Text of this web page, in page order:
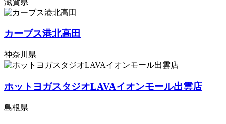
カーブス港北高田
神奈川県
ホットヨガスタジオLAVAイオンモール出雲店
島根県